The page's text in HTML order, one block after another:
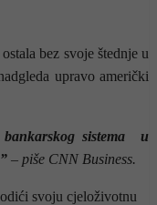
bez svoje štednje u
upravo američki
sistema u
– piše CNN Business.
svoju cjeloživotnu